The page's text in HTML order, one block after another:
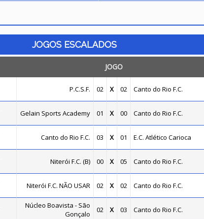
JOGOS ESCALADOS
JOGO
P.C.S.F. 02 X 02 Canto do Rio F.C.
Gelain Sports Academy 01 X 00 Canto do Rio F.C.
Canto do Rio F.C. 03 X 01 E.C. Atlético Carioca
Niterói F.C. (B) 00 X 05 Canto do Rio F.C.
Niterói F.C. NÃO USAR 02 X 02 Canto do Rio F.C.
Núcleo Boavista - São
Gonçalo
02 X 03 Canto do Rio F.C.